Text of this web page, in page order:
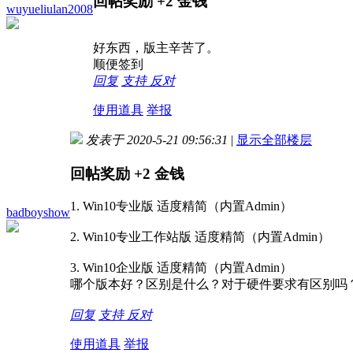
wuyueliulan2008
好东西，版主辛苦了。
顺便签到
回复 支持 反对
使用道具 举报
badboyshow
发表于 2020-5-21 09:56:31 | 显示全部楼层
回帖奖励 +2 金钱
1. Win10专业版 适度精简（内置Admin）
2. Win10专业工作站版 适度精简（内置Admin）
3. Win10企业版 适度精简（内置Admin）
哪个版本好？区别是什么？对于硬件要求有区别吗
回复 支持 反对
使用道具 举报